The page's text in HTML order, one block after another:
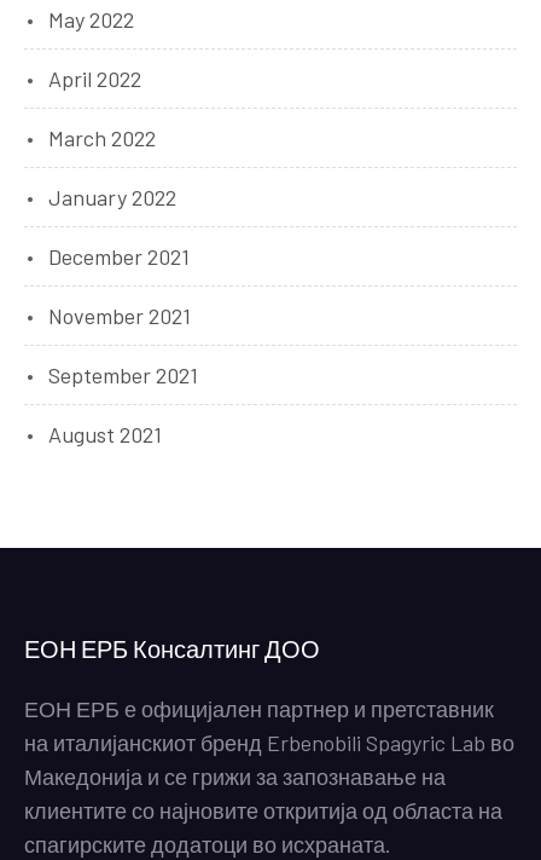
May 2022
April 2022
March 2022
January 2022
December 2021
November 2021
September 2021
August 2021
ЕОН ЕРБ Консалтинг ДОО
ЕОН ЕРБ е официјален партнер и претставник
на италијанскиот бренд Erbenobili Spagyric Lab во
Македонија и се грижи за запознавање на
клиентите со најновите откритија од областа на
спагирските додатоци во исхраната.